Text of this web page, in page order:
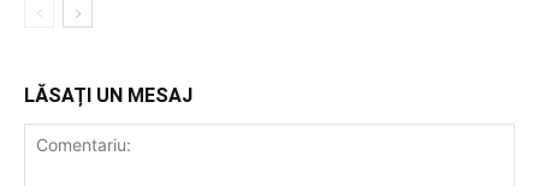
LĂSAȚI UN MESAJ